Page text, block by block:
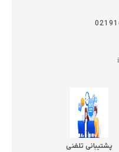
پشتیبانی تلفنی